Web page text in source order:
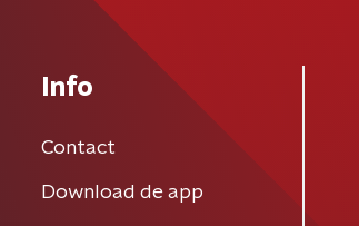
Info
Contact
Download de app